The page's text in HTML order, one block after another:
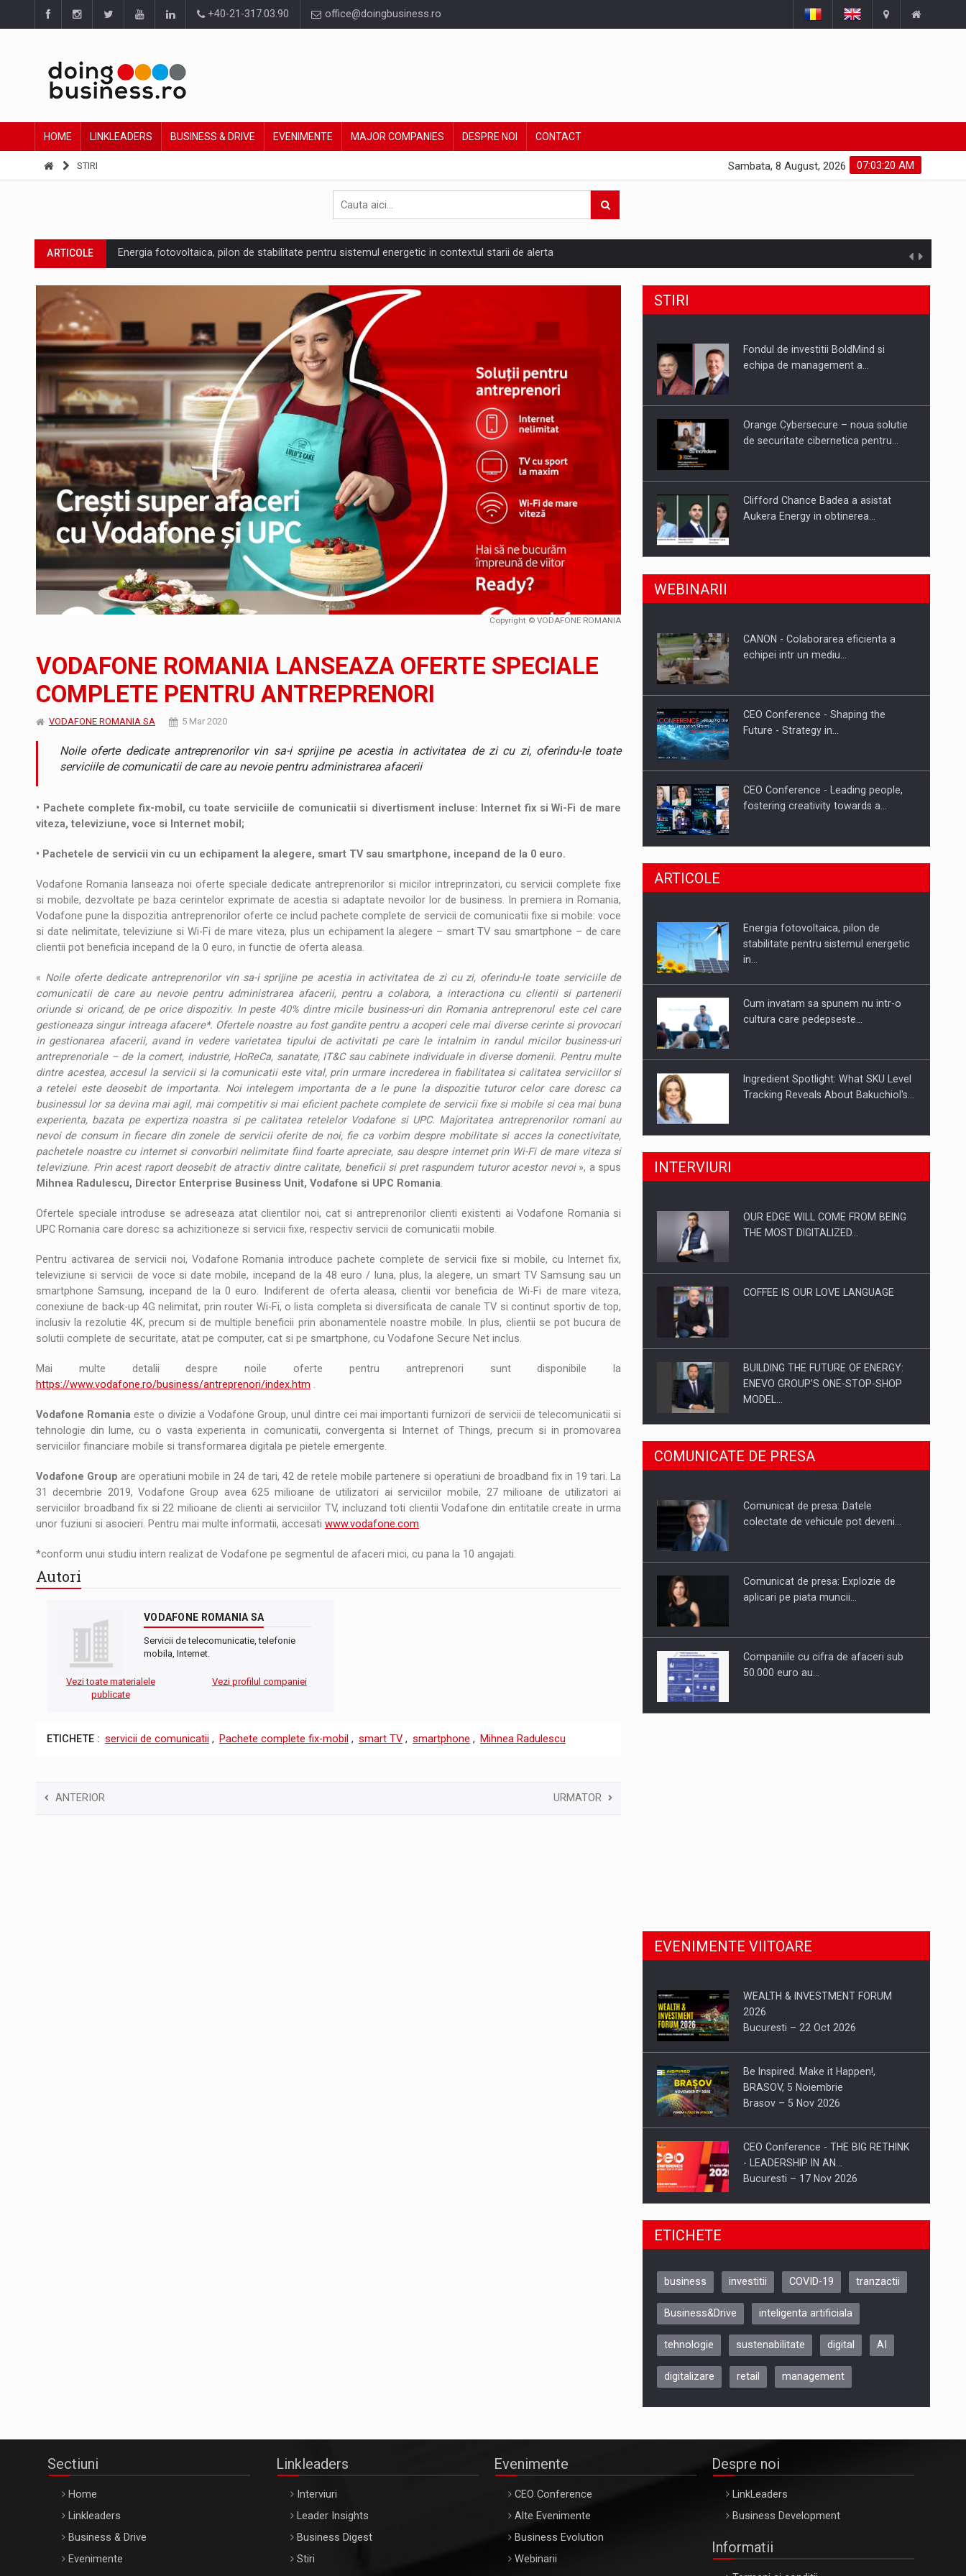
+40-21-317.03.90 office@doingbusiness.ro
HOME LINKLEADERS BUSINESS & DRIVE EVENIMENTE MAJOR COMPANIES DESPRE NOI CONTACT
STIRI 07:03:21 AM
Sambata, 8 August, 2026
ARTICOLE Energia fotovoltaica, pilon de stabilitate pentru sistemul energetic in contextul starii de alerta
ARTICOLE Cum invatam sa spunem nu intr-o cultura care pedepseste granitele?
ARTICOLE Ingredient Spotlight: What SKU Level Tracking Reveals About Bakuchiol's Evolution
ARTICOLE Producatorii si comerciantii care nu se supun noilor reglementari UE privind ambalajele pot risca retragerea produselor din piata
INTERVIURI LEADERSHIP IN MISCARE
INTERVIURI CU BATERIILE PERMANENT INCARCATE
INTERVIURI PUTTING ROMANIAN CORPORATE COMPANIES ON THE INTERNATIONAL BUSINESS SCENE
INTERVIURI OUR EDGE WILL COME FROM BEING THE MOST DIGITALIZED WHOLESALER IN ROMANIA
INTERVIURI COFFEE IS OUR LOVE LANGUAGE
STIRI Hard Enduro Piatra Craiului 2026, fueled by benzinariile RO concept OSCAR – peste 500 de participanti
STIRI Fondul de investitii BoldMind si echipa de management a Pall-Ex, liderul pietei de transport paletizat din Romania, preiau compania intr-o tranzactie de peste 25…
STIRI RANGE ROVER DEZVALUIE AL CINCILEA MEMBRU AL FAMILIEI: RANGE ROVER GT
STIRI JAECOO 5 SHS-H a ajuns in Romania
ARTICOLE Proteinmaxxing and the Future of Protein Demand
Copyright © VODAFONE ROMANIA
VODAFONE ROMANIA LANSEAZA OFERTE SPECIALE
COMPLETE PENTRU ANTREPRENORI
VODAFONE ROMANIA SA 5 Mar 2020
Noile oferte dedicate antreprenorilor vin sa-i sprijine pe acestia in activitatea de zi cu zi, oferindu-le toate
serviciile de comunicatii de care au nevoie pentru administrarea afacerii
• Pachete complete fix-mobil, cu toate serviciile de comunicatii si divertisment incluse: Internet fix si Wi-Fi de mare
viteza, televiziune, voce si Internet mobil;
• Pachetele de servicii vin cu un echipament la alegere, smart TV sau smartphone, incepand de la 0 euro.
Vodafone Romania lanseaza noi oferte speciale dedicate antreprenorilor si micilor intreprinzatori, cu servicii complete fixe
si mobile, dezvoltate pe baza cerintelor exprimate de acestia si adaptate nevoilor lor de business. In premiera in Romania,
Vodafone pune la dispozitia antreprenorilor oferte ce includ pachete complete de servicii de comunicatii fixe si mobile: voce
si date nelimitate, televiziune si Wi-Fi de mare viteza, plus un echipament la alegere – smart TV sau smartphone – de care
clientii pot beneficia incepand de la 0 euro, in functie de oferta aleasa.
« Noile oferte dedicate antreprenorilor vin sa-i sprijine pe acestia in activitatea de zi cu zi, oferindu-le toate serviciile de
comunicatii de care au nevoie pentru administrarea afacerii, pentru a colabora, a interactiona cu clientii si partenerii
oriunde si oricand, de pe orice dispozitiv. In peste 40% dintre micile business-uri din Romania antreprenorul este cel care
gestioneaza singur intreaga afacere*. Ofertele noastre au fost gandite pentru a acoperi cele mai diverse cerinte si provocari
in gestionarea afacerii, avand in vedere varietatea tipului de activitati pe care le intalnim in randul micilor business-uri
antreprenoriale – de la comert, industrie, HoReCa, sanatate, IT&C sau cabinete individuale in diverse domenii. Pentru multe
dintre acestea, accesul la servicii si la comunicatii este vital, prin urmare increderea in fiabilitatea si calitatea serviciilor si
a retelei este deosebit de importanta. Noi intelegem importanta de a le pune la dispozitie tuturor celor care doresc ca
businessul lor sa devina mai agil, mai competitiv si mai eficient pachete complete de servicii fixe si mobile si cea mai buna
experienta, bazata pe expertiza noastra si pe calitatea retelelor Vodafone si UPC. Majoritatea antreprenorilor romani au
nevoi de consum in fiecare din zonele de servicii oferite de noi, fie ca vorbim despre mobilitate si acces la conectivitate,
pachetele noastre cu internet si convorbiri nelimitate fiind foarte apreciate, sau despre internet prin Wi-Fi de mare viteza si
televiziune. Prin acest raport deosebit de atractiv dintre calitate, beneficii si pret raspundem tuturor acestor nevoi », a spus
Mihnea Radulescu, Director Enterprise Business Unit, Vodafone si UPC Romania.
Ofertele speciale introduse se adreseaza atat clientilor noi, cat si antreprenorilor clienti existenti ai Vodafone Romania si
UPC Romania care doresc sa achizitioneze si servicii fixe, respectiv servicii de comunicatii mobile.
Pentru activarea de servicii noi, Vodafone Romania introduce pachete complete de servicii fixe si mobile, cu Internet fix,
televiziune si servicii de voce si date mobile, incepand de la 48 euro / luna, plus, la alegere, un smart TV Samsung sau un
smartphone Samsung, incepand de la 0 euro. Indiferent de oferta aleasa, clientii vor beneficia de Wi-Fi de mare viteza,
conexiune de back-up 4G nelimitat, prin router Wi-Fi, o lista completa si diversificata de canale TV si continut sportiv de top,
inclusiv la rezolutie 4K, precum si de multiple beneficii prin abonamentele noastre mobile. In plus, clientii se pot bucura de
solutii complete de securitate, atat pe computer, cat si pe smartphone, cu Vodafone Secure Net inclus.
Mai multe detalii despre noile oferte pentru antreprenori sunt disponibile la
https://www.vodafone.ro/business/antreprenori/index.htm .
Vodafone Romania este o divizie a Vodafone Group, unul dintre cei mai importanti furnizori de servicii de telecomunicatii si
tehnologie din lume, cu o vasta experienta in comunicatii, convergenta si Internet of Things, precum si in promovarea
serviciilor financiare mobile si transformarea digitala pe pietele emergente.
Vodafone Group are operatiuni mobile in 24 de tari, 42 de retele mobile partenere si operatiuni de broadband fix in 19 tari. La
31 decembrie 2019, Vodafone Group avea 625 milioane de utilizatori ai serviciilor mobile, 27 milioane de utilizatori ai
serviciilor broadband fix si 22 milioane de clienti ai serviciilor TV, incluzand toti clientii Vodafone din entitatile create in urma
unor fuziuni si asocieri. Pentru mai multe informatii, accesati www.vodafone.com.
*conform unui studiu intern realizat de Vodafone pe segmentul de afaceri mici, cu pana la 10 angajati.
Autori
VODAFONE ROMANIA SA
Servicii de telecomunicatie, telefonie
mobila, Internet.
Vezi toate materialele
publicate
Vezi profilul companiei
ETICHETE : servicii de comunicatii , Pachete complete fix-mobil , smart TV , smartphone , Mihnea Radulescu
ANTERIOR URMATOR
STIRI
Fondul de investitii BoldMind si
echipa de management a…
Orange Cybersecure – noua solutie
de securitate cibernetica pentru…
Clifford Chance Badea a asistat
Aukera Energy in obtinerea…
SAPTE PERSONALITATI DIN MEDIUL
Hard Enduro Piatra Craiului 2026,
WEBINARII
CANON - Colaborarea eficienta a
echipei intr un mediu…
CEO Conference - Shaping the
Future - Strategy in…
CEO Conference - Leading people,
fostering creativity towards a…
CEO Conference - Shaping The
Webinar - Business Evolution-
RETHINK STRATEGY-Finantare
ARTICOLE
Energia fotovoltaica, pilon de
stabilitate pentru sistemul energetic
in…
Cum invatam sa spunem nu intr-o
cultura care pedepseste…
Ingredient Spotlight: What SKU Level
Tracking Reveals About Bakuchiol's…
Producatorii si comerciantii care nu
Proteinmaxxing and the Future of
INTERVIURI
OUR EDGE WILL COME FROM BEING
THE MOST DIGITALIZED…
COFFEE IS OUR LOVE LANGUAGE
BUILDING THE FUTURE OF ENERGY:
ENEVO GROUP’S ONE-STOP-SHOP
MODEL…
ROOTED IN ROMANIA, BUILT TO
DELIVER TECHNOLOGY FOR THE…
PUTTING ROMANIAN CORPORATE
COMUNICATE DE PRESA
Comunicat de presa: Datele
colectate de vehicule pot deveni…
Comunicat de presa: Explozie de
aplicari pe piata muncii…
Companiile cu cifra de afaceri sub
50.000 euro au…
EVENIMENTE VIITOARE
WEALTH & INVESTMENT FORUM
2026
Bucuresti – 22 Oct 2026
Be Inspired. Make it Happen!,
BRASOV, 5 Noiembrie
Brasov – 5 Nov 2026
CEO Conference - THE BIG RETHINK
- LEADERSHIP IN AN…
Bucuresti – 17 Nov 2026
Be Inspired. Make it Happen!, CLUJ, 9
ARTEMIS LETO, ORADEA, 8
Oradea – 8 Oct 2026
ETICHETE
business investitii COVID-19 tranzactii
Business&Drive inteligenta artificiala
tehnologie sustenabilitate digital AI
digitalizare retail management
Sectiuni
Home
Linkleaders
Business & Drive
Evenimente
Linkleaders
Interviuri
Leader Insights
Business Digest
Stiri
Evenimente
CEO Conference
Alte Evenimente
Business Evolution
Webinarii
Despre noi
LinkLeaders
Business Development
Informatii